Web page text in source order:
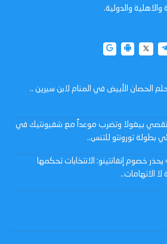
والدولية.
الحصان الأبيض في المنام لابن سيرين ..
تقصي بيغولا وتضرب موعداً مع شفيونتيك في
بطولة تورونتو للتنس..
خصوم إنفانتينو: الانتخابات تحكمها
لا الاتهامات..